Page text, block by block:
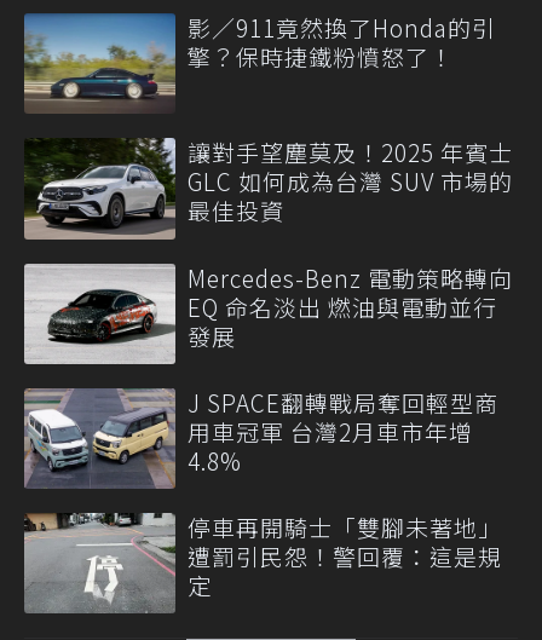
影／911竟然換了Honda的引
擎？保時捷鐵粉憤怒了！
讓對手望塵莫及！2025 年賓士
GLC 如何成為台灣 SUV 市場的
最佳投資
Mercedes-Benz 電動策略轉向
EQ 命名淡出 燃油與電動並行
發展
J SPACE翻轉戰局奪回輕型商
用車冠軍 台灣2月車市年增
4.8%
停車再開騎士「雙腳未著地」
遭罰引民怨！警回覆：這是規
定